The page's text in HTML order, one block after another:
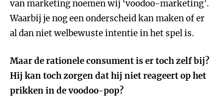
van marketing noemen wij ‘voodoo-marketing’.
Waarbij je nog een onderscheid kan maken of er
al dan niet welbewuste intentie in het spel is.
Maar de rationele consument is er toch zelf bij?
Hij kan toch zorgen dat hij niet reageert op het
prikken in de voodoo-pop?